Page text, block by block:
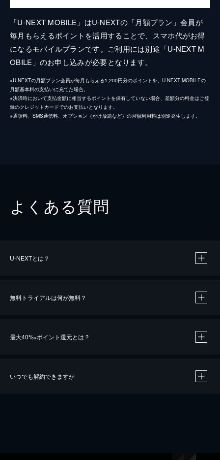
「U-NEXT MOBILE」はU-NEXTの「月額プラン」会員が
毎月もらえるポイントを活用することで、スマホ代がお得
になるモバイルプランです。ご利用には別途「U-NEXT M
OBILE」のお申し込みが必要となります。
※U-NEXTの月額プラン会員が毎月もらえる1,200円分のポイントを、U-NEXT MOBILEの
月額基本料の支払いに充てた場合。
※決済時において支払金額に相当するポイントを保有していない場合、差額分の料金はご登
録のクレジットカードでのお支払いとなります。
※通話料、SMS通信料、オプション（かけ放題など）の月額利用料は別途発生します。
よくある質問
U-NEXTとは？
無料トライアルは何が無料？
最大40%※ポイント還元とは？
いつでも解約できますか